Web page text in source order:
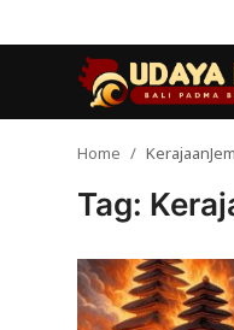
Desa Adat
Tradisi
Home
Tag: